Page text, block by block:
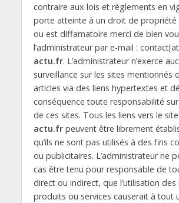
contraire aux lois et règlements en
porte atteinte à un droit de propriété
ou est diffamatoire merci de bien
l’administrateur par e-mail :
actu.fr. L’administrateur n’exerce
surveillance sur les sites mentionnés
articles via des liens hypertextes et
conséquence toute responsabilité
de ces sites. Tous les liens vers le site
actu.frpeuvent être librement
qu’ils ne sont pas utilisés à des fins
ou publicitaires. L’administrateur ne
cas être tenu pour responsable de
direct ou indirect, que l’utilisation
produits ou services causerait à tout